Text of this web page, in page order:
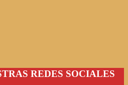
REDES SOCIALES